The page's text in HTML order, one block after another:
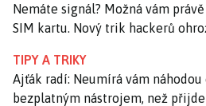
Nemáte signál? Možná vám
SIM kartu. Nový trik hackerů
TIPY A TRIKY
Ajťák radí: Neumírá vám
bezplatným nástrojem, než